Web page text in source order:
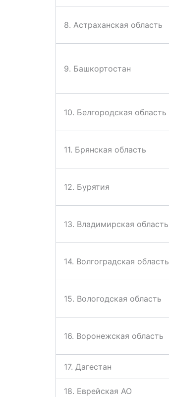
8. Астраханская область
9. Башкортостан
10. Белгородская область
11. Брянская область
12. Бурятия
13. Владимирская область
14. Волгоградская область
15. Вологодская область
16. Воронежская область
17. Дагестан
18. Еврейская АО